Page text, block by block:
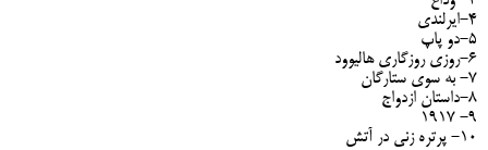
۴-ایرلندی
۵-دو پاپ
۶-روزی روزگاری هالیوود
۷- به سوی ستارگان
۸-داستان ازدواج
۹- ۱۹۱۷
۱۰- پرتره زنی در آتش